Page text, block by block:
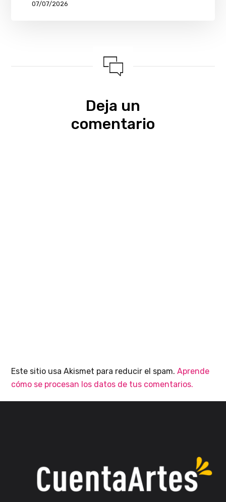
07/07/2026
Deja un
comentario
Este sitio usa Akismet para reducir el spam.Aprende
cómo se procesan los datos de tus comentarios.